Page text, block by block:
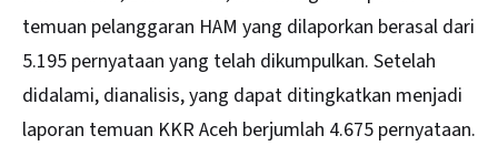
temuan pelanggaran HAM yang dilaporkan berasal dari
5.195 pernyataan yang telah dikumpulkan. Setelah
didalami, dianalisis, yang dapat ditingkatkan menjadi
laporan temuan KKR Aceh berjumlah 4.675 pernyataan.